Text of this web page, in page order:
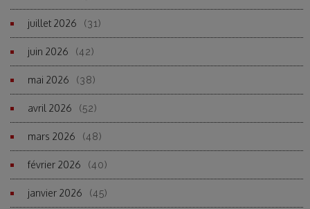
juillet 2026 (31)
juin 2026 (42)
mai 2026 (38)
avril 2026 (52)
mars 2026 (48)
février 2026 (40)
janvier 2026 (45)